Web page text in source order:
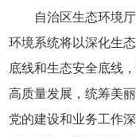
自治区生态环境
环境系统将以深化生
底线和生态安全底线
高质量发展，统筹美
党的建设和业务工作